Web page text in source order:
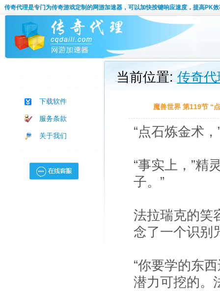
传奇代理是专门为传奇游戏定制的网游加速器，可以加快按键响应速度，提高PK效
下载软件
服务条款
关于我们
当前位置:传奇代
魔兽世界 第119节 “
“点石炼金术
“事实上，”精
子。”
法拉瑞克的笑
念了一个识别
“你要学的东
潜力可挖的。